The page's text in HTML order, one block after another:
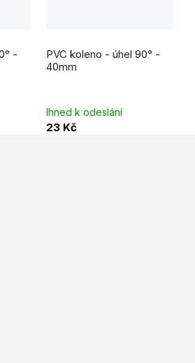
-
PVC koleno - úhel 90° -
40mm
Ihned k odeslání
23 Kč